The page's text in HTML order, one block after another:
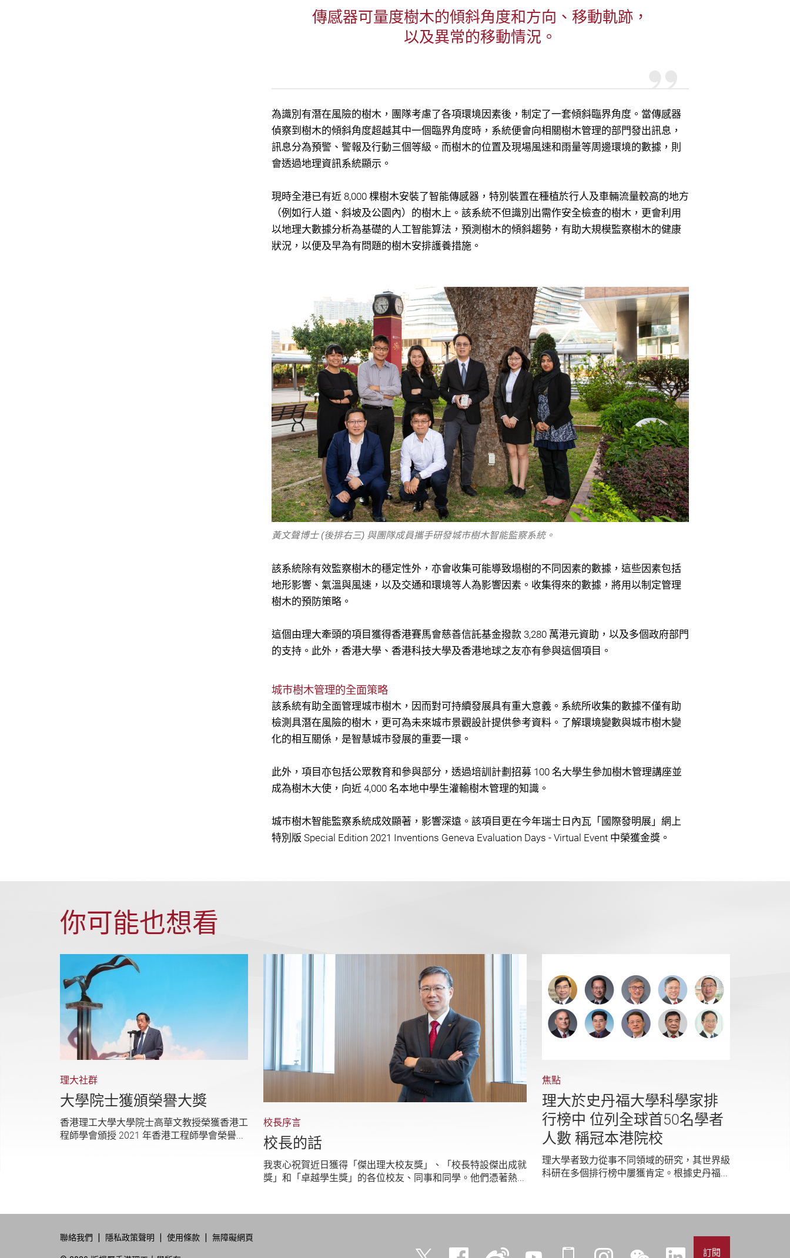
傳感器可量度樹木的傾斜角度和方向、移動軌跡，
以及異常的移動情況。
為識別有潛在風險的樹木，團隊考慮了各項環境因素後，制定了一套傾斜臨界角度。當傳感器
偵察到樹木的傾斜角度超越其中一個臨界角度時，系統便會向相關樹木管理的部門發出訊息，
訊息分為預警、警報及行動三個等級。而樹木的位置及現場風速和雨量等周邊環境的數據，則
會透過地理資訊系統顯示。
現時全港已有近 8,000 棵樹木安裝了智能傳感器，特別裝置在種植於行人及車輛流量較高的地方
（例如行人道、斜坡及公園內）的樹木上。該系統不但識別出需作安全檢查的樹木，更會利用
以地理大數據分析為基礎的人工智能算法，預測樹木的傾斜趨勢，有助大規模監察樹木的健康
狀況，以便及早為有問題的樹木安排護養措施。
黃文聲博士 (後排右三) 與團隊成員攜手研發城市樹木智能監察系統。
該系統除有效監察樹木的穩定性外，亦會收集可能導致塌樹的不同因素的數據，這些因素包括
地形影響、氣溫與風速，以及交通和環境等人為影響因素。收集得來的數據，將用以制定管理
樹木的預防策略。
這個由理大牽頭的項目獲得香港賽馬會慈善信託基金撥款 3,280 萬港元資助，以及多個政府部門
的支持。此外，香港大學、香港科技大學及香港地球之友亦有參與這個項目。
城巿樹木管理的全面策略
該系統有助全面管理城市樹木，因而對可持續發展具有重大意義。系統所收集的數據不僅有助
檢測具潛在風險的樹木，更可為未來城市景觀設計提供參考資料。了解環境變數與城巿樹木變
化的相互關係，是智慧城市發展的重要一環。
此外，項目亦包括公眾教育和參與部分，透過培訓計劃招募 100 名大學生參加樹木管理講座並
成為樹木大使，向近 4,000 名本地中學生灌輸樹木管理的知識。
城巿樹木智能監察系統成效顯著，影響深遠。該項目更在今年瑞士日內瓦「國際發明展」網上
特別版 Special Edition 2021 Inventions Geneva Evaluation Days - Virtual Event 中榮獲金獎。
你可能也想看
理大社群
大學院士獲頒榮譽大獎
香港理工大學大學院士高華文教授榮獲香港工
程師學會頒授 2021 年香港工程師學會榮譽...
校長序言
校長的話
我衷心祝賀近日獲得「傑出理大校友獎」、「校長特設傑出成就
獎」和「卓越學生獎」的各位校友、同事和同學。他們憑著熱...
焦點
理大於史丹福大學科學家排
行榜中 位列全球首50名學者
人數 稱冠本港院校
理大學者致力從事不同領域的研究，其世界級
科研在多個排行榜中屢獲肯定。根據史丹福...
聯絡我們 隱私政策聲明 使用條款 無障礙網頁
訂閱